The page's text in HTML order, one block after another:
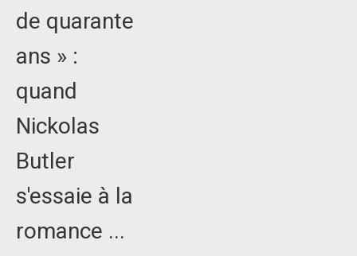
de quarante
ans » :
quand
Nickolas
Butler
s'essaie à la
romance ...